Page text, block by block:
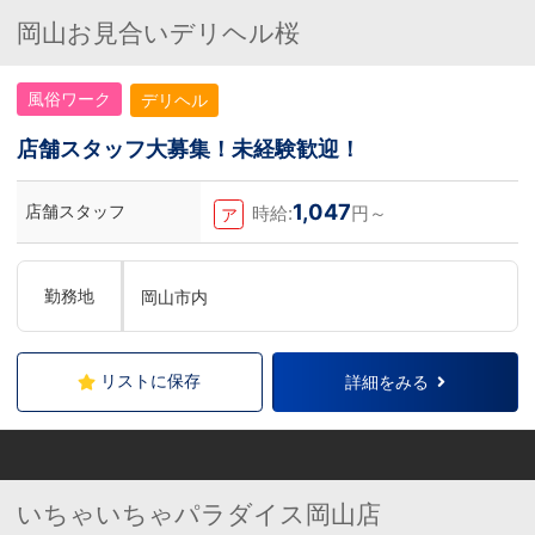
岡山お見合いデリヘル桜
風俗ワーク デリヘル
店舗スタッフ大募集！未経験歓迎！
店舗スタッフ ア 時給:1,047円～
勤務地 岡山市内
リストに保存 詳細をみる
いちゃいちゃパラダイス岡山店